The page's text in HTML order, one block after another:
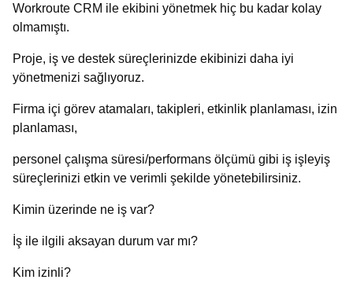
Workroute CRM ile ekibini yönetmek hiç bu kadar kolay
olmamıştı.
Proje, iş ve destek süreçlerinizde ekibinizi daha iyi
yönetmenizi sağlıyoruz.
Firma içi görev atamaları, takipleri, etkinlik planlaması, izin
planlaması,
personel çalışma süresi/performans ölçümü gibi iş işleyiş
süreçlerinizi etkin ve verimli şekilde yönetebilirsiniz.
Kimin üzerinde ne iş var?
İş ile ilgili aksayan durum var mı?
Kim izinli?